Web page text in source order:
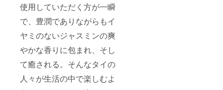
使用していただく方が一瞬
で、豊潤でありながらもイ
ヤミのないジャスミンの爽
やかな香りに包まれ、そし
て癒される。そんなタイの
人々が生活の中で楽しむよ